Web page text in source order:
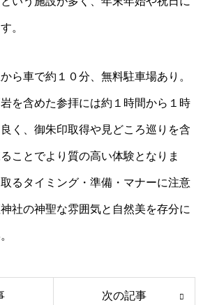
。
ら車で約１０分、無料駐車場あり。
を含めた参拝には約１時間から１時
く、御朱印取得や見どころ巡りを含
ことでより質の高い体験となりま
るタイミング・準備・マナーに注意
社の神聖な雰囲気と自然美を存分に
次の記事